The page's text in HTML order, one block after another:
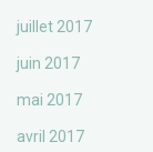
juillet 2017
juin 2017
mai 2017
avril 2017